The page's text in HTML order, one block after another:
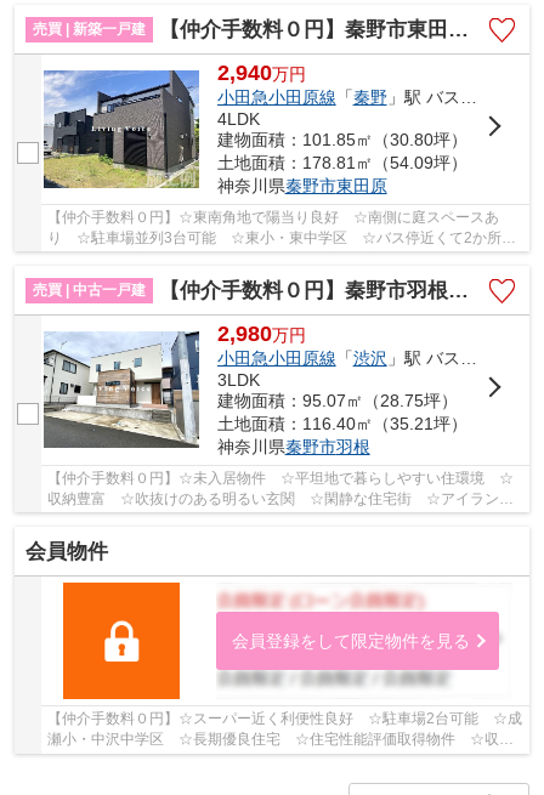
売買 | 新築一戸建
【仲介手数料０円】秦野市東田原 新築一戸建て
2,940万円
小田急小田原線 「秦野」駅 バス15分 「東田原神社前」 停歩2分
4LDK
建物面積：101.85㎡（30.80坪）
土地面積：178.81㎡（54.09坪）
神奈川県秦野市東田原
【仲介手数料０円】☆東南角地で陽当り良好 ☆南側に庭スペースあ
り ☆駐車場並列3台可能 ☆東小・東中学区 ☆バス停近くて2か所利
売買 | 中古一戸建
【仲介手数料０円】秦野市羽根 中古一戸建て
2,980万円
小田急小田原線 「渋沢 」駅 バス18分 「戸川入口」 停歩7分
3LDK
建物面積：95.07㎡（28.75坪）
土地面積：116.40㎡（35.21坪）
神奈川県秦野市羽根
【仲介手数料０円】☆未入居物件 ☆平坦地で暮らしやすい住環境 ☆
収納豊富 ☆吹抜けのある明るい玄関 ☆閑静な住宅街 ☆アイランド
キッチン ☆全室南向きで陽当良好 ☆築浅物件♪ 【秦...
会員物件
会員登録をして限定物件を見る
【仲介手数料０円】☆スーパー近く利便性良好 ☆駐車場2台可能 ☆成
瀬小・中沢中学区 ☆長期優良住宅 ☆住宅性能評価取得物件 ☆収納
豊富な間取り ☆閑静な住宅街 ☆地震に安心の耐震等...